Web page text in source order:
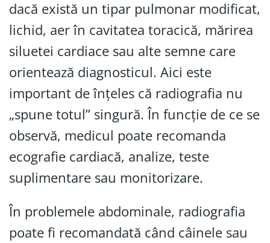
dacă există un tipar pulmonar modificat,
lichid, aer în cavitatea toracică, mărirea
siluetei cardiace sau alte semne care
orientează diagnosticul. Aici este
important de înțeles că radiografia nu
„spune totul” singură. În funcție de ce se
observă, medicul poate recomanda
ecografie cardiacă, analize, teste
suplimentare sau monitorizare.
În problemele abdominale, radiografia
poate fi recomandată când câinele sau